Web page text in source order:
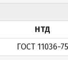
НТД
ГОСТ 11036-